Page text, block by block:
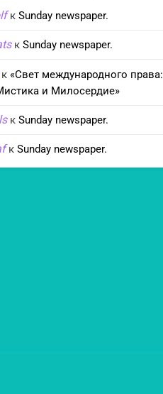
к Sunday newspaper.
к Sunday newspaper.
«Свет международного права:
и Милосердие»
к Sunday newspaper.
к Sunday newspaper.